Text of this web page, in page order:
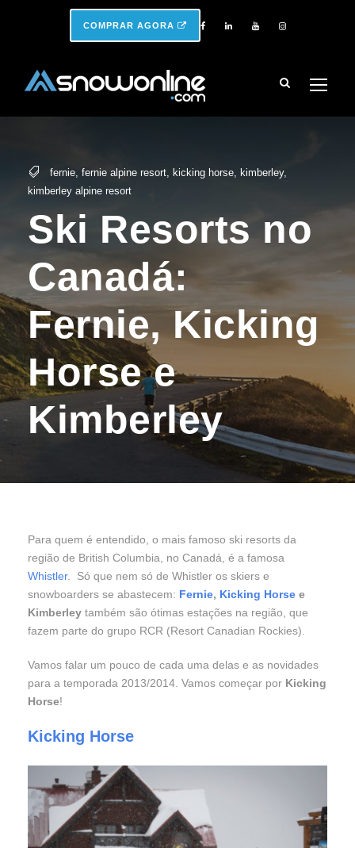
COMPRAR AGORA
fernie, fernie alpine resort, kicking horse, kimberley,
kimberley alpine resort
Ski Resorts no
Canadá:
Fernie, Kicking
Horse e
Kimberley
Para quem é entendido, o mais famoso ski resorts da
região de British Columbia, no Canadá, é a famosa
Whistler. Só que nem só de Whistler os skiers e
snowboarders se abastecem: Fernie, Kicking Horse e
Kimberley também são ótimas estações na região, que
fazem parte do grupo RCR (Resort Canadian Rockies).
Vamos falar um pouco de cada uma delas e as novidades
para a temporada 2013/2014. Vamos começar por Kicking
Horse!
Kicking Horse